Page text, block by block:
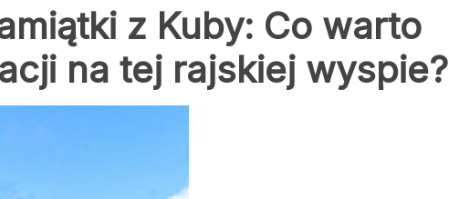
z Kuby: Co warto
na tej rajskiej wyspie?